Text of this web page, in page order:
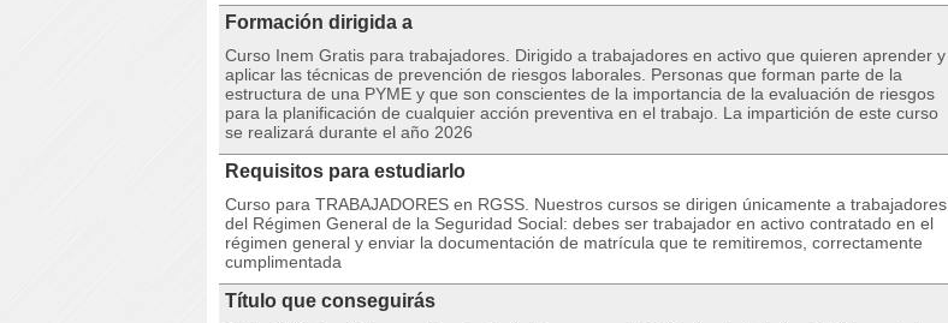
Formación dirigida a
Curso Inem Gratis para trabajadores. Dirigido a trabajadores en activo que quieren aprender y
aplicar las técnicas de prevención de riesgos laborales. Personas que forman parte de la
estructura de una PYME y que son conscientes de la importancia de la evaluación de riesgos
para la planificación de cualquier acción preventiva en el trabajo. La impartición de este curso
se realizará durante el año 2026
Requisitos para estudiarlo
Curso para TRABAJADORES en RGSS. Nuestros cursos se dirigen únicamente a trabajadores
del Régimen General de la Seguridad Social: debes ser trabajador en activo contratado en el
régimen general y enviar la documentación de matrícula que te remitiremos, correctamente
cumplimentada
Título que conseguirás